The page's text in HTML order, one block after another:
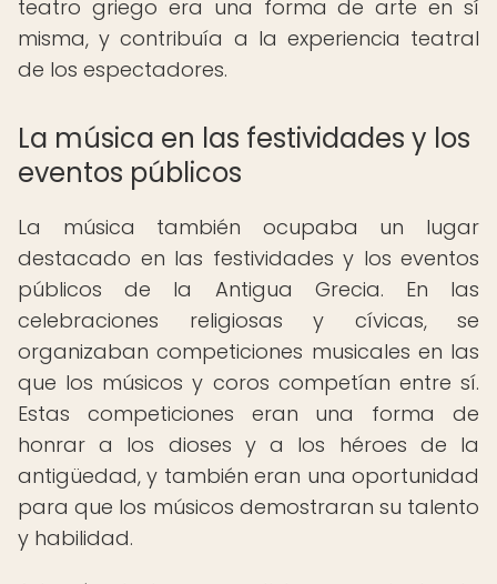
teatro griego era una forma de arte en sí
misma, y contribuía a la experiencia teatral
de los espectadores.
La música en las festividades y los
eventos públicos
La música también ocupaba un lugar
destacado en las festividades y los eventos
públicos de la Antigua Grecia. En las
celebraciones religiosas y cívicas, se
organizaban competiciones musicales en las
que los músicos y coros competían entre sí.
Estas competiciones eran una forma de
honrar a los dioses y a los héroes de la
antigüedad, y también eran una oportunidad
para que los músicos demostraran su talento
y habilidad.